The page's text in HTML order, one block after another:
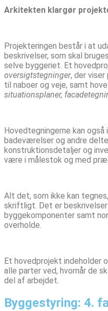
Arkitekten klargør
Projekteringen består i at
beskrivelser, som skal
selve byggeriet. Et
oversigtstegninger, der viser
til naboer og veje, samt
situationsplaner,
Hovedtegningerne kan
badeværelser og andre
konstruktionsdetaljer og
være i målestok og med
Alt det, som ikke kan
skriftligt. Det er
byggekomponenter samt
overholde.
Et hovedprojekt indeholder
alle parter ved, hvornår de
del af arbejdet.
Byggestyring: 4.